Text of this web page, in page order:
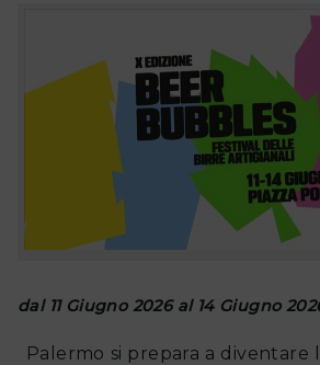
dal 11 Giugno 2026 al 14 Giugno
Palermo si prepara a diventare